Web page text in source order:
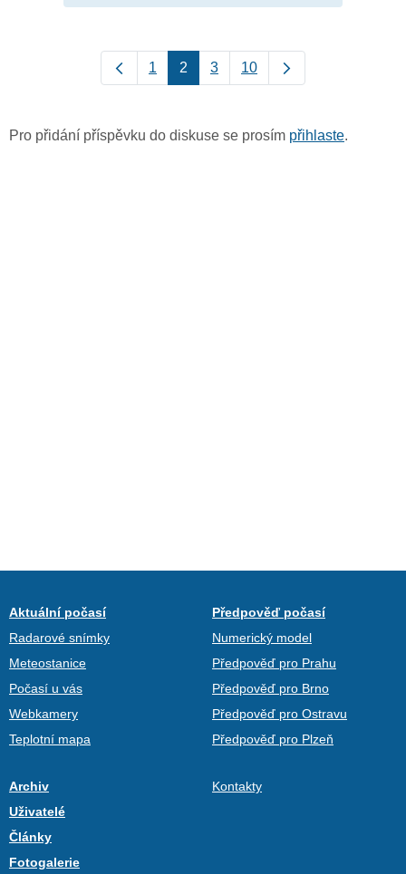
1 2 3 10
Pro přidání příspěvku do diskuse se prosím přihlaste.
Aktuální počasí
Radarové snímky
Meteostanice
Počasí u vás
Webkamery
Teplotní mapa
Předpověď počasí
Numerický model
Předpověď pro Prahu
Předpověď pro Brno
Předpověď pro Ostravu
Předpověď pro Plzeň
Archiv
Uživatelé
Články
Fotogalerie
Kontakty